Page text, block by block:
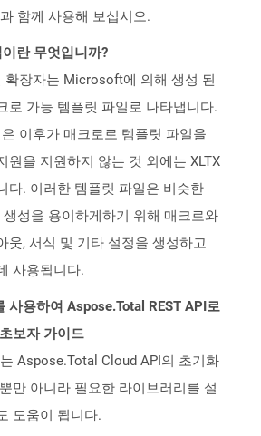
함께 사용해 보십시오.
란 무엇입니까?
확장자는 Microsoft에 의해 생성 된
로 가능 템플릿 파일로 나타냅니다.
이후가 매크로로 템플릿 파일을
원을 지원하지 않는 것 외에는 XLTX
다. 이러한 템플릿 파일은 비슷한
생성을 용이하게하기 위해 매크로와
웃, 서식 및 기타 설정을 생성하고
사용됩니다.
사용하여 Aspose.Total REST API로
보자 가이드
는 Aspose.Total Cloud API의 초기화
만 아니라 필요한 라이브러리를 설
도움이 됩니다.